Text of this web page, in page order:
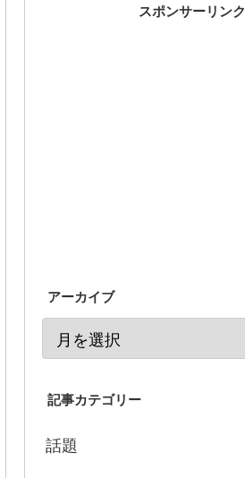
スポンサーリンク
アーカイブ
記事カテゴリー
話題